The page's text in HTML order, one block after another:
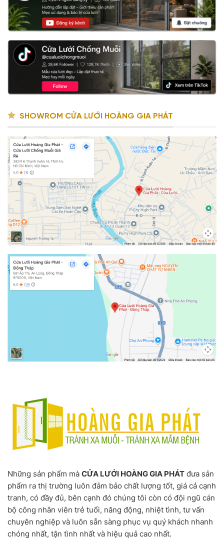
SHOWROM CỬA LƯỚI HOÀNG GIA PHÁT
Những sản phẩm mà CỬA LƯỚI HOÀNG GIA PHÁT đưa sản
phẩm ra thị trường luôn đảm bảo chất lượng tốt, giá cả cạnh
tranh, có đầy đủ, bên cạnh đó chúng tôi còn có đội ngũ cán
bộ công nhân viên trẻ tuổi, năng động, nhiệt tình, tư vấn
chuyên nghiệp và luôn sẵn sàng phục vụ quý khách nhanh
chóng nhất, tận tình nhất và hiệu quả cao nhất.